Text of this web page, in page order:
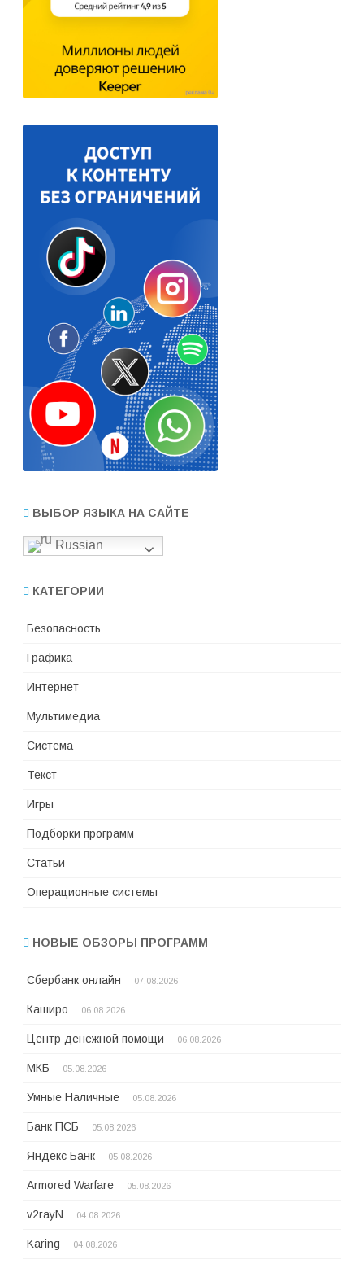
ВЫБОР ЯЗЫКА НА САЙТЕ
Russian
КАТЕГОРИИ
Безопасность
Графика
Интернет
Мультимедиа
Система
Текст
Игры
Подборки программ
Статьи
Операционные системы
НОВЫЕ ОБЗОРЫ ПРОГРАММ
Сбербанк онлайн 07.08.2026
Каширо 06.08.2026
Центр денежной помощи 06.08.2026
МКБ 05.08.2026
Умные Наличные 05.08.2026
Банк ПСБ 05.08.2026
Яндекс Банк 05.08.2026
Armored Warfare 05.08.2026
v2rayN 04.08.2026
Karing 04.08.2026